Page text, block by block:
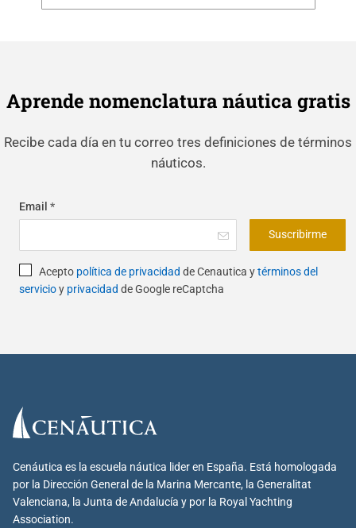
Aprende nomenclatura náutica gratis
Recibe cada día en tu correo tres definiciones de términos
náuticos.
Email *
Suscribirme
Acepto política de privacidad de Cenautica ytérminos del
servicioy privacidad de Google reCaptcha
Cenáutica es la escuela náutica lider en España. Está homologada
por la Dirección General de la Marina Mercante, la Generalitat
Valenciana, la Junta de Andalucía y por la Royal Yachting
Association.